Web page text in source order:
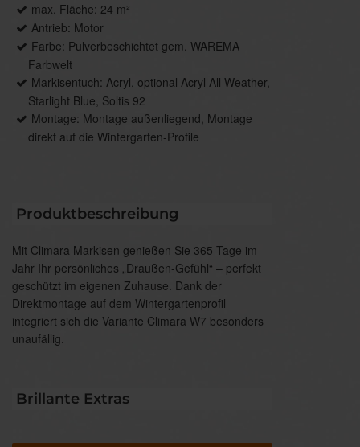
max. Fläche: 24 m²
Antrieb: Motor
Farbe: Pulverbeschichtet gem. WAREMA
Farbwelt
Markisentuch: Acryl, optional Acryl All Weather,
Starlight Blue, Soltis 92
Montage: Montage außenliegend, Montage
direkt auf die Wintergarten-Profile
Produktbeschreibung
Mit Climara Markisen genießen Sie 365 Tage im
Jahr Ihr persönliches „Draußen-Gefühl“ – perfekt
geschützt im eigenen Zuhause. Dank der
Direktmontage auf dem Wintergartenprofil
integriert sich die Variante Climara W7 besonders
unaufällig.
Brillante Extras